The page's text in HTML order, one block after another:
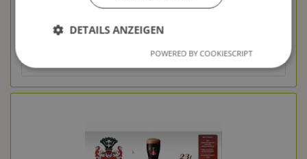
In den Warenkorb
DETAILS ANZEIGEN
POWERED BY COOKIESCRIPT